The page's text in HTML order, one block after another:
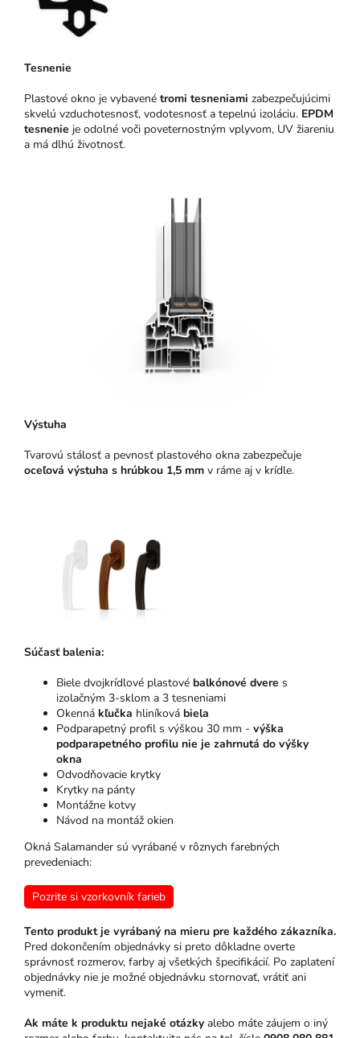
Tesnenie
Plastové okno je vybavené tromi tesneniami zabezpečujúcimi
skvelú vzduchotesnosť, vodotesnosť a tepelnú izoláciu. EPDM
tesnenie je odolné voči poveternostným vplyvom, UV žiareniu
a má dlhú životnosť.
Výstuha
Tvarovú stálosť a pevnosť plastového okna zabezpečuje
oceľová výstuha s hrúbkou 1,5 mm v ráme aj v krídle.
Súčasť balenia:
Biele dvojkrídlové plastové balkónové dvere s
izolačným 3-sklom a 3 tesneniami
Okenná kľučka hliníková biela
Podparapetný profil s výškou 30 mm - výška
podparapetného profilu nie je zahrnutá do výšky
okna
Odvodňovacie krytky
Krytky na pánty
Montážne kotvy
Návod na montáž okien
Okná Salamander sú vyrábané v rôznych farebných
prevedeniach:
Pozrite si vzorkovník farieb
Tento produkt je vyrábaný na mieru pre každého zákazníka.
Pred dokončením objednávky si preto dôkladne overte
správnosť rozmerov, farby aj všetkých špecifikácií. Po zaplatení
objednávky nie je možné objednávku stornovať, vrátiť ani
vymeniť.
Ak máte k produktu nejaké otázky alebo máte záujem o iný